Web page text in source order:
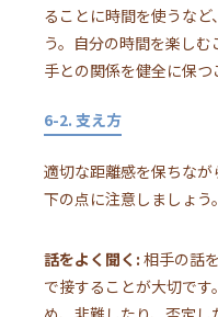
ることに時間を使うな
う。自分の時間を楽し
手との関係を健全に保つ
6-2. 支え方
適切な距離感を保ちな
下の点に注意しましょう。
話をよく聞く: 相手の話
で接することが大切で